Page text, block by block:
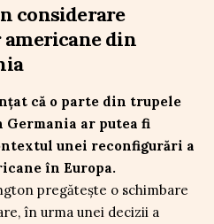
considerare
din
că o parte din trupele
ar putea fi
unei reconfigurări a
în Europa.
pregătește o schimbare
în urma unei decizii a